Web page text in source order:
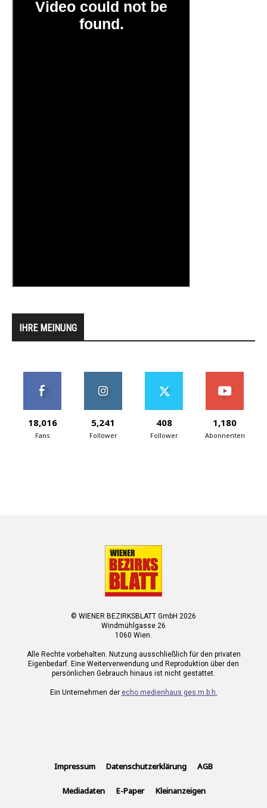
IHRE MEINUNG
18,016
Fans
5,241
Follower
408
Follower
1,180
Abonnenten
© WIENER BEZIRKSBLATT GmbH 2026
Windmühlgasse 26
1060 Wien.
Alle Rechte vorbehalten. Nutzung ausschließlich für den privaten
Eigenbedarf. Eine Weiterverwendung und Reproduktion über den
persönlichen Gebrauch hinaus ist nicht gestattet.
Ein Unternehmen der echo medienhaus ges.m.b.h.
Impressum Datenschutzerklärung AGB
Mediadaten E-Paper Kleinanzeigen